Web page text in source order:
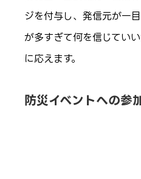
ジを付与し、発信元が一
が多すぎて何を信じてい
に応えます。
防災イベントへの参